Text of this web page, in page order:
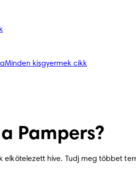
Minden kisgyermek cikk
Pampers?
híve. Tudj meg többet